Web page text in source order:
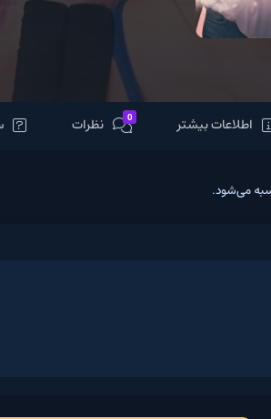
نظرات سوالات متداول